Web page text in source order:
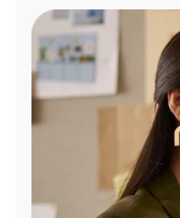
Administrar
cuenta
Encuentra
tienda